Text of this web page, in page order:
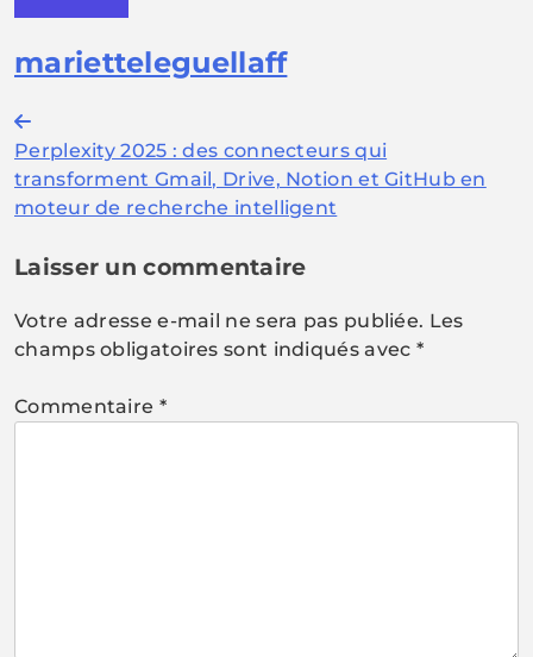
marietteleguellaff
Navigation
de
l’article
Perplexity 2025 : des connecteurs qui
transforment Gmail, Drive, Notion et GitHub en
moteur de recherche intelligent
Laisser un commentaire
Votre adresse e-mail ne sera pas publiée. Les
champs obligatoires sont indiqués avec *
Commentaire *